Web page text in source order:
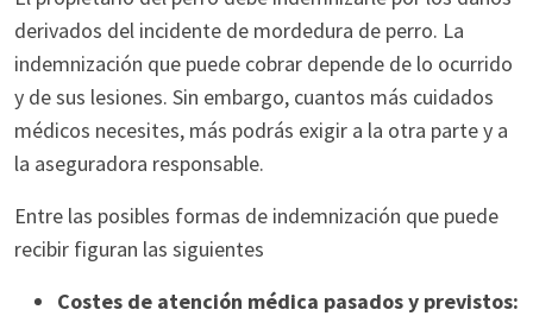
derivados del incidente de mordedura de perro. La
indemnización que puede cobrar depende de lo ocurrido
y de sus lesiones. Sin embargo, cuantos más cuidados
médicos necesites, más podrás exigir a la otra parte y a
la aseguradora responsable.
Entre las posibles formas de indemnización que puede
recibir figuran las siguientes
Costes de atención médica pasados y previstos: